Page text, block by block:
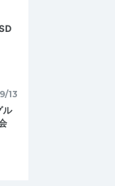
13
ル